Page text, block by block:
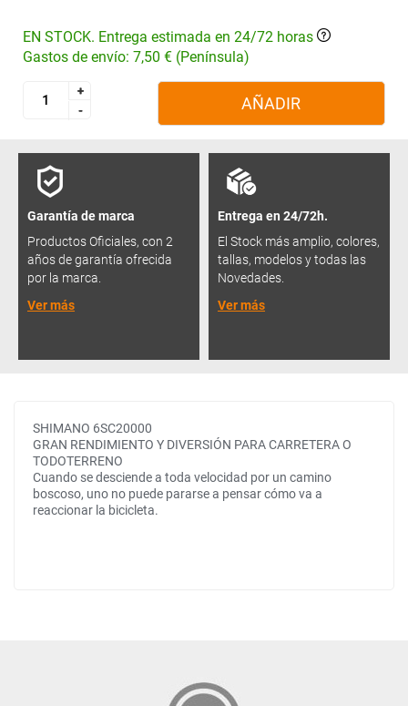
EN STOCK. Entrega estimada en 24/72 horas
Gastos de envío: 7,50 € (Península)
+
-
+
-
AÑADIR
Garantía de marca
Productos Oficiales, con 2
años de garantía ofrecida
por la marca.
Ver más
Entrega en 24/72h.
El Stock más amplio, colores,
tallas, modelos y todas las
Novedades.
Ver más
SHIMANO 6SC20000
GRAN RENDIMIENTO Y DIVERSIÓN PARA CARRETERA O
TODOTERRENO
Cuando se desciende a toda velocidad por un camino
boscoso, uno no puede pararse a pensar cómo va a
reaccionar la bicicleta.